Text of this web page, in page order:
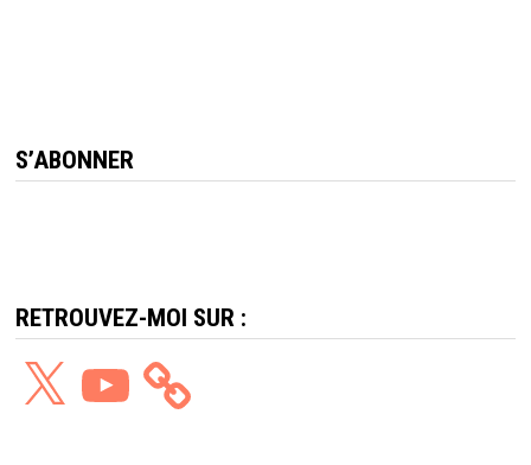
S’ABONNER
RETROUVEZ-MOI SUR :
YouTube